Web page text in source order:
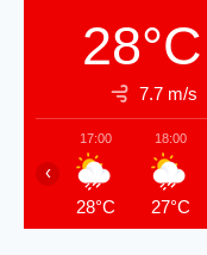
28°C
7.7 m/s
17:00
28°C
18:00
27°C
‹